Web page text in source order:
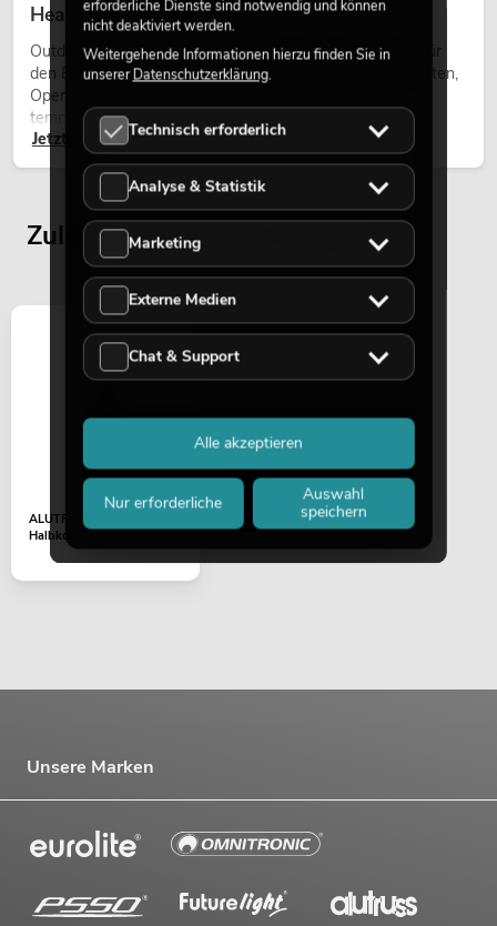
Heads bei Events
Outdoor Moving-Heads sind bewegliche Scheinwerfer für
den Einsatz im Freien. Sie werden bei Festivals, Stadtfesten,
Open-Air-Konzerten, Architekturinszenierungen und
temporären Außeninstallationen eingesetzt.
Jetzt lesen
Zuletzt angesehene Artikel
ALUTRUSS QUADLOCK
Halbkonus(stahl) Ø10mm
Unsere Marken
erforderliche Dienste sind notwendig und können
nicht deaktiviert werden.
Weitergehende Informationen hierzu finden Sie in
unsererDatenschutzerklärung.
Technisch erforderlich
Analyse & Statistik
Marketing
Externe Medien
Chat & Support
Nur erforderliche
Auswahl
speichern
Alle akzeptieren